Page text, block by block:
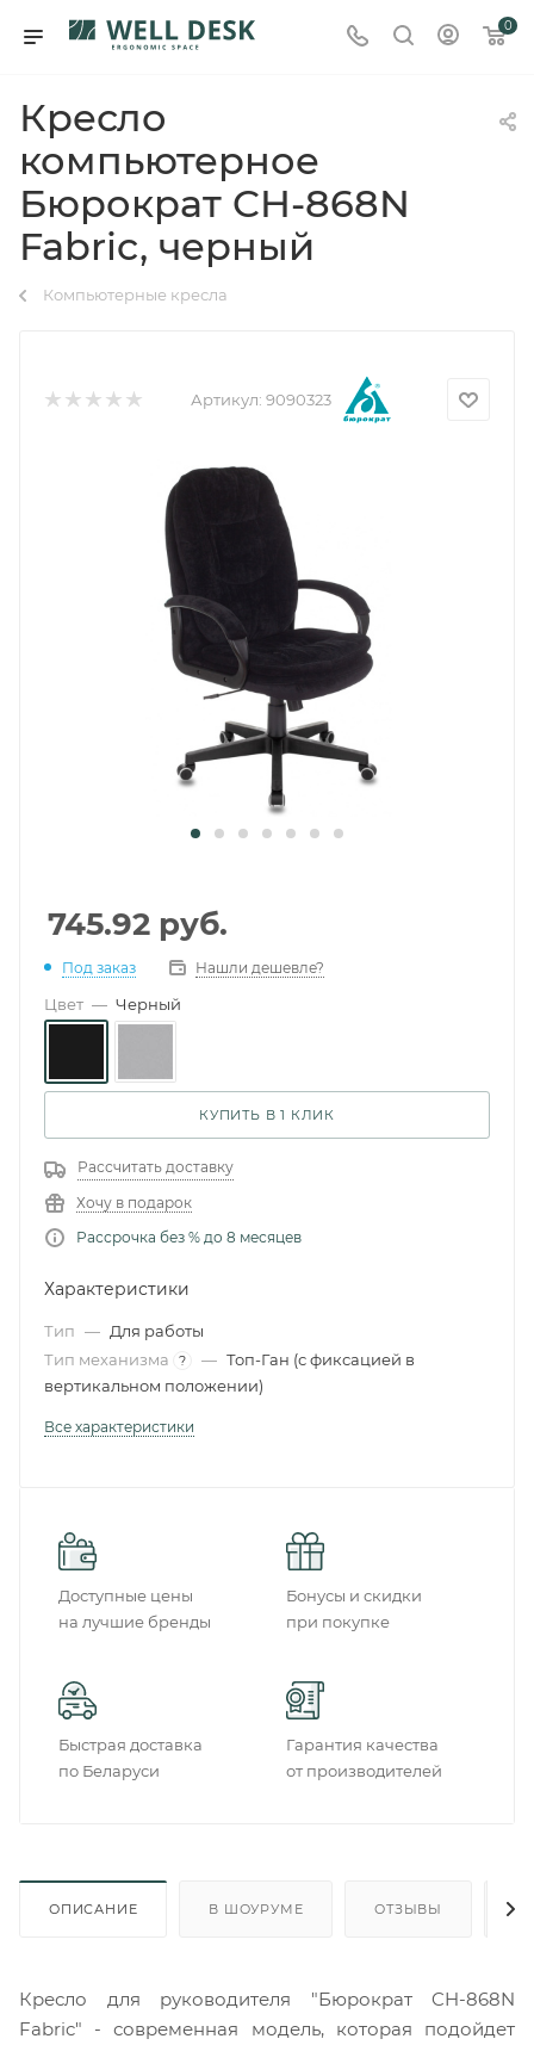
0
Кресло
компьютерное
Бюрократ CH-868N
Fabric, черный
Компьютерные кресла
Артикул: 9090323
745.92 руб.
Под заказ Нашли дешевле?
Цвет — Черный
КУПИТЬ В 1 КЛИК
Рассчитать доставку
Хочу в подарок
Рассрочка без % до 8 месяцев
Характеристики
Тип — Для работы
Тип механизма
? — Топ-Ган (с фиксацией в
вертикальном положении)
Все характеристики
Доступные цены
на лучшие бренды
Бонусы и скидки
при покупке
Быстрая доставка
по Беларуси
Гарантия качества
от производителей
ОПИСАНИЕ В ШОУРУМЕ ОТЗЫВЫ
Кресло для руководителя "Бюрократ CH-868N
Fabric" - современная модель, которая подойдет